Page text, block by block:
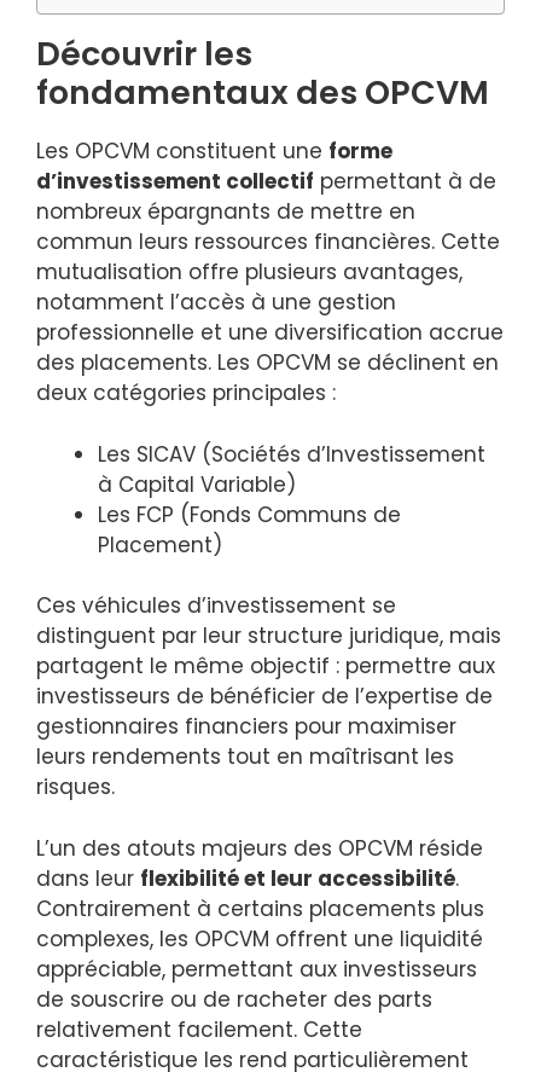
Découvrir les
fondamentaux des OPCVM
Les OPCVM constituent une forme
d’investissement collectif permettant à de
nombreux épargnants de mettre en
commun leurs ressources financières. Cette
mutualisation offre plusieurs avantages,
notamment l’accès à une gestion
professionnelle et une diversification accrue
des placements. Les OPCVM se déclinent en
deux catégories principales :
Les SICAV (Sociétés d’Investissement
à Capital Variable)
Les FCP (Fonds Communs de
Placement)
Ces véhicules d’investissement se
distinguent par leur structure juridique, mais
partagent le même objectif : permettre aux
investisseurs de bénéficier de l’expertise de
gestionnaires financiers pour maximiser
leurs rendements tout en maîtrisant les
risques.
L’un des atouts majeurs des OPCVM réside
dans leur flexibilité et leur accessibilité.
Contrairement à certains placements plus
complexes, les OPCVM offrent une liquidité
appréciable, permettant aux investisseurs
de souscrire ou de racheter des parts
relativement facilement. Cette
caractéristique les rend particulièrement